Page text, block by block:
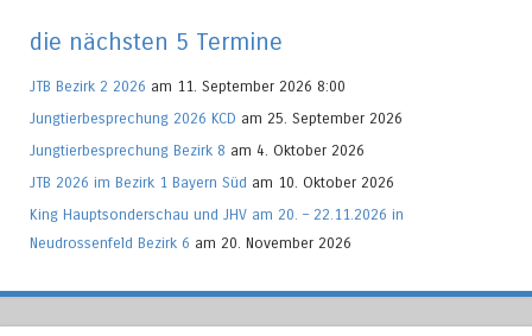
die nächsten 5 Termine
JTB Bezirk 2 2026 am 11. September 2026 8:00
Jungtierbesprechung 2026 KCD am 25. September 2026
Jungtierbesprechung Bezirk 8 am 4. Oktober 2026
JTB 2026 im Bezirk 1 Bayern Süd am 10. Oktober 2026
King Hauptsonderschau und JHV am 20. – 22.11.2026 in
Neudrossenfeld Bezirk 6 am 20. November 2026